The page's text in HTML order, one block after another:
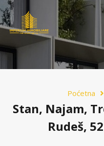
Poćetna
Stan, Najam,
Rudeš,